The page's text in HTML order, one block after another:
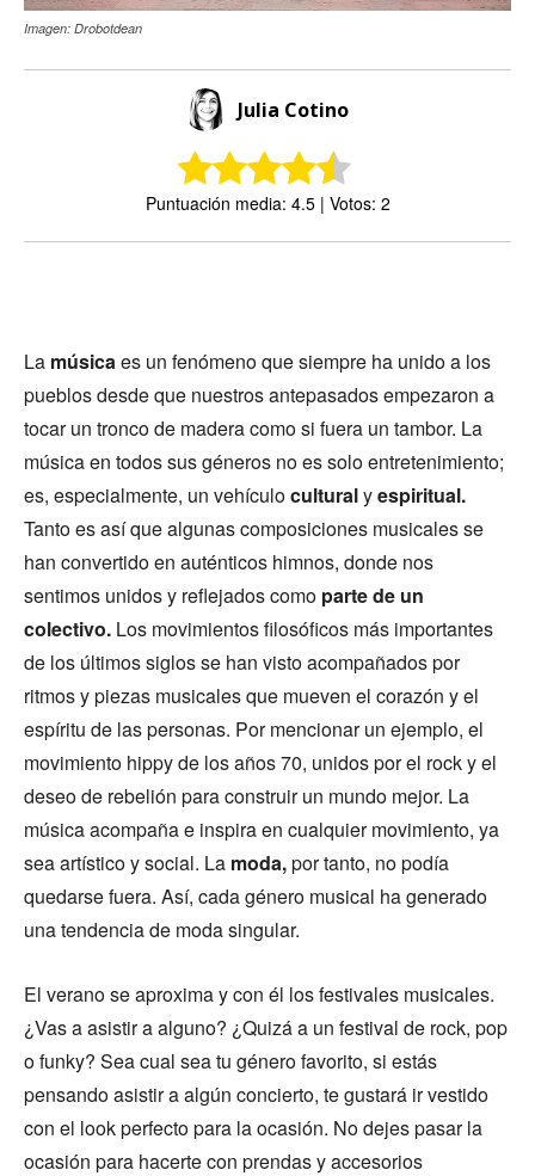
Imagen: Drobotdean
Julia Cotino
Puntuación media: 4.5 | Votos: 2
La músicaes un fenómeno que siempre ha unido a los
pueblos desde que nuestros antepasados empezaron a
tocar un tronco de madera como si fuera un tambor. La
música en todos sus géneros no es solo entretenimiento;
es, especialmente, un vehículoculturalyespiritual.
Tanto es así que algunas composiciones musicales se
han convertido en auténticos himnos, donde nos
sentimos unidos y reflejados como parte de un
colectivo. Los movimientos filosóficos más importantes
de los últimos siglos se han visto acompañados por
ritmos y piezas musicales que mueven el corazón y el
espíritu de las personas. Por mencionar un ejemplo, el
movimiento hippy de los años 70, unidos por el rock y el
deseo de rebelión para construir un mundo mejor. La
música acompaña e inspira en cualquier movimiento, ya
sea artístico y social. La moda,por tanto, no podía
quedarse fuera. Así, cada género musical ha generado
una tendencia de moda singular.
El verano se aproxima y con él los festivales musicales.
¿Vas a asistir a alguno? ¿Quizá a un festival de rock, pop
o funky? Sea cual sea tu género favorito, si estás
pensando asistir a algún concierto, te gustará ir vestido
con el look perfecto para la ocasión. No dejes pasar la
ocasión para hacerte con prendas y accesorios